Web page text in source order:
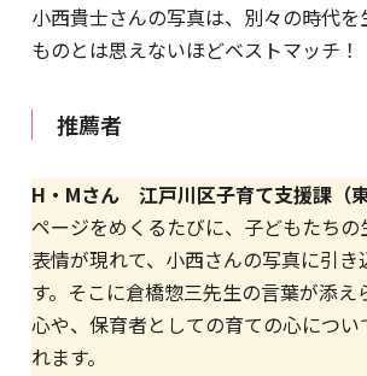
小西貴士さんの写真は、別々の時代
ものとは思えないほどベストマッチ！
推薦者
H・Mさん 江戸川区子育て支援課（東
ページをめくるたびに、子どもたちの
表情が現れて、小西さんの写真に引き
す。そこに倉橋惣三先生の言葉が添え
心や、保育者としての育ての心につい
れます。